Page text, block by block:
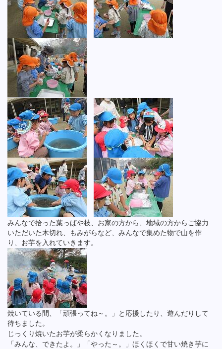
みんなで拾った葉っぱや枝、お家の方から、地域の方からご協力
いただいた木切れ、もみがらなど、みんなで集めた物で山を作
り、お芋を入れていきます。
焼いている間、「頑張ってね～。」と応援したり、遊んだりして
待ちました。
じっくり焼いたお芋が柔らかくなりました。
「みんな、できたよ。」「やった～。」ほくほくで甘い焼き芋に